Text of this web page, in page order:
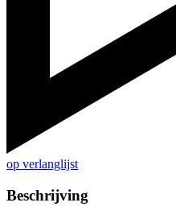
op verlanglijst
Beschrijving